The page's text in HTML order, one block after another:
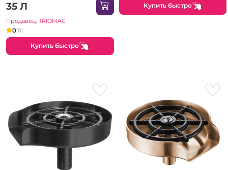
35 Л
Продавец: TRIOMAC
0(0)
Купить быстро
Купить быстро